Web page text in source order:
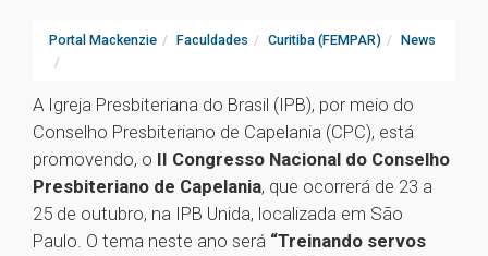
Portal Mackenzie Faculdades Curitiba (FEMPAR) News
A Igreja Presbiteriana do Brasil (IPB), por meio do
Conselho Presbiteriano de Capelania (CPC), está
promovendo, o II Congresso Nacional do Conselho
Presbiteriano de Capelania, que ocorrerá de 23 a
25 de outubro, na IPB Unida, localizada em São
Paulo. O tema neste ano será “Treinando servos